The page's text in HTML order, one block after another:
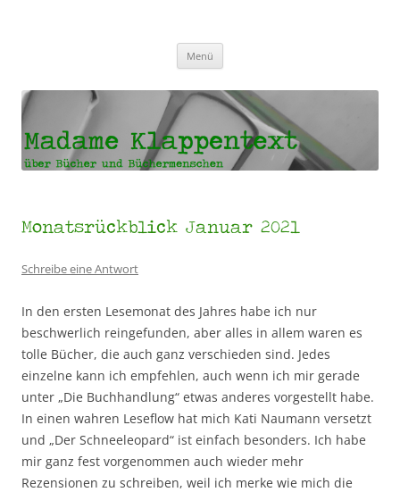
Menü
Monatsrückblick Januar 2021
Schreibe eine Antwort
In den ersten Lesemonat des Jahres habe ich nur
beschwerlich reingefunden, aber alles in allem waren es
tolle Bücher, die auch ganz verschieden sind. Jedes
einzelne kann ich empfehlen, auch wenn ich mir gerade
unter „Die Buchhandlung“ etwas anderes vorgestellt habe.
In einen wahren Leseflow hat mich Kati Naumann versetzt
und „Der Schneeleopard“ ist einfach besonders. Ich habe
mir ganz fest vorgenommen auch wieder mehr
Rezensionen zu schreiben, weil ich merke wie mich die